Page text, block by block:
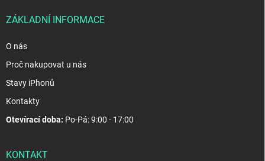
ZÁKLADNÍ INFORMACE
O nás
Proč nakupovat u nás
Stavy iPhonů
Kontakty
Otevírací doba: Po-Pá: 9:00 - 17:00
KONTAKT